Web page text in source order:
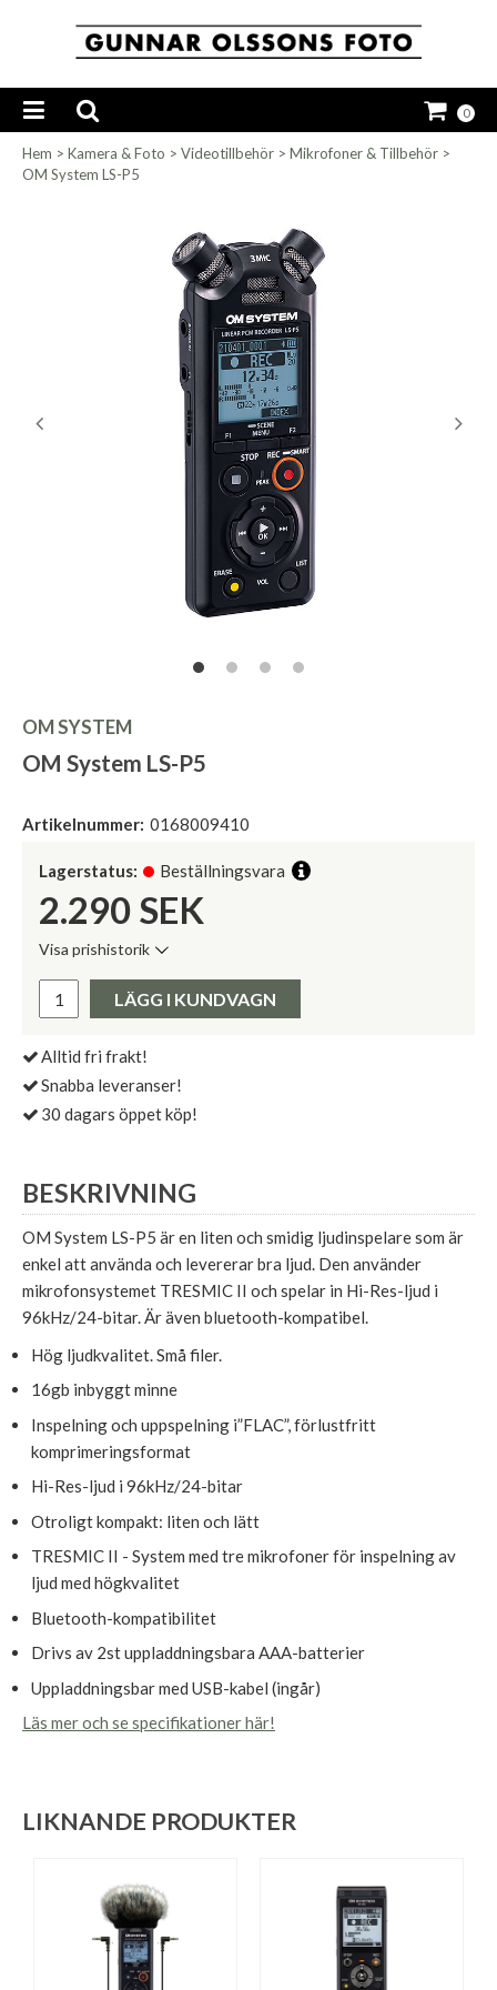
0
Hem > Kamera & Foto > Videotillbehör > Mikrofoner & Tillbehör >
OM System LS-P5
OM SYSTEM
OM System LS-P5
Artikelnummer: 0168009410
Lagerstatus: Beställningsvara
2.290 SEK
Visa prishistorik
Pris:
LÄGG I KUNDVAGN
Alltid fri frakt!
Snabba leveranser!
30 dagars öppet köp!
BESKRIVNING
OM System LS-P5 är en liten och smidig ljudinspelare som är
enkel att använda och levererar bra ljud. Den använder
mikrofonsystemet TRESMIC II och spelar in Hi-Res-ljud i
96kHz/24-bitar. Är även bluetooth-kompatibel.
Hög ljudkvalitet. Små filer.
16gb inbyggt minne
Inspelning och uppspelning i”FLAC”, förlustfritt
komprimeringsformat
Hi-Res-ljud i 96kHz/24-bitar
Otroligt kompakt: liten och lätt
TRESMIC II - System med tre mikrofoner för inspelning av
ljud med högkvalitet
Bluetooth-kompatibilitet
Drivs av 2st uppladdningsbara AAA-batterier
Uppladdningsbar med USB-kabel (ingår)
Läs mer och se specifikationer här!
LIKNANDE PRODUKTER